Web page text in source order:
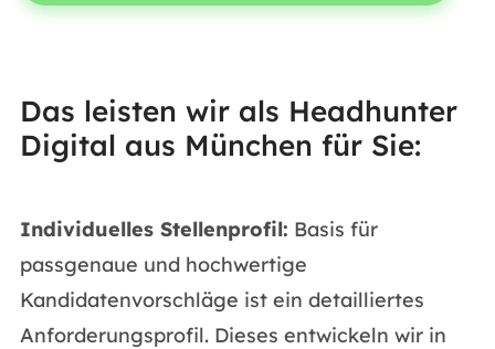
Das leisten wir als Headhunter
Digital aus München für Sie:
Individuelles Stellenprofil: Basis für
passgenaue und hochwertige
Kandidatenvorschläge ist ein detailliertes
Anforderungsprofil. Dieses entwickeln wir in